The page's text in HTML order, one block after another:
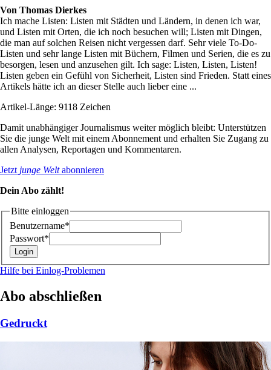
Von Thomas Dierkes
Ich mache Listen: Listen mit Städten und Ländern, in denen ich war,
und Listen mit Orten, die ich noch besuchen will; Listen mit Dingen,
die man auf solchen Reisen nicht vergessen darf. Sehr viele To-Do-
Listen und sehr lange Listen mit Büchern, Filmen und Serien, die es zu
besorgen, lesen und anzusehen gilt. Ich sage: Listen, Listen, Listen!
Listen geben ein Gefühl von Sicherheit, Listen sind Frieden. Statt eines
Artikels hätte ich an dieser Stelle auch lieber eine ...
Artikel-Länge: 9118 Zeichen
Damit unabhängiger Journalismus weiter möglich bleibt: Unterstützen
Sie die junge Welt mit einem Abonnement und erhalten Sie Zugang zu
allen Analysen, Reportagen und Kommentaren.
Jetzt junge Weltabonnieren
Dein Abo zählt!
Bitte einloggen
Benutzername*
Passwort*
Hilfe bei Einlog-Problemen
Abo abschließen
Gedruckt